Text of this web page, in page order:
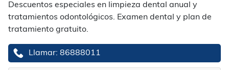
Descuentos especiales en limpieza dental anual y
tratamientos odontológicos. Examen dental y plan de
tratamiento gratuito.
Llamar: 86888011